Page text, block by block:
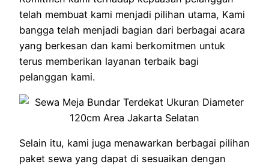
telah membuat kami menjadi pilihan utama, Kami
bangga telah menjadi bagian dari berbagai acara
yang berkesan dan kami berkomitmen untuk
terus memberikan layanan terbaik bagi
pelanggan kami.
Selain itu, kami juga menawarkan berbagai pilihan
paket sewa yang dapat di sesuaikan dengan